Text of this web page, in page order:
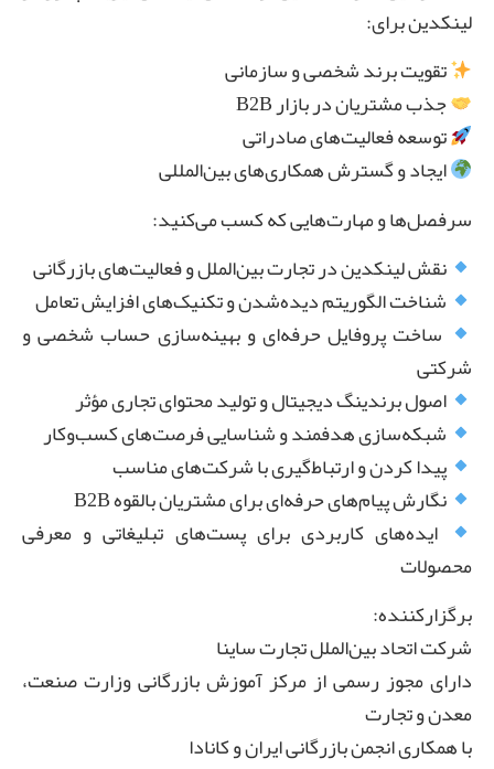
لینکدین برای:
تقویت برند شخصی و سازمانی
جذب مشتریان در بازار B2B
توسعه فعالیت‌های صادراتی
ایجاد و گسترش همکاری‌های بین‌المللی
سرفصل‌ها و مهارت‌هایی که کسب می‌کنید:
نقش لینکدین در تجارت بین‌الملل و فعالیت‌های بازرگانی
شناخت الگوریتم دیده‌شدن و تکنیک‌های افزایش تعامل
ساخت پروفایل حرفه‌ای و بهینه‌سازی حساب شخصی و
شرکتی
اصول برندینگ دیجیتال و تولید محتوای تجاری مؤثر
شبکه‌سازی هدفمند و شناسایی فرصت‌های کسب‌وکار
پیدا کردن و ارتباط‌گیری با شرکت‌های مناسب
نگارش پیام‌های حرفه‌ای برای مشتریان بالقوه B2B
ایده‌های کاربردی برای پست‌های تبلیغاتی و معرفی
محصولات
برگزارکننده:
شرکت اتحاد بین‌الملل تجارت ساینا
دارای مجوز رسمی از مرکز آموزش بازرگانی وزارت صنعت،
معدن و تجارت
با همکاری انجمن بازرگانی ایران و کانادا